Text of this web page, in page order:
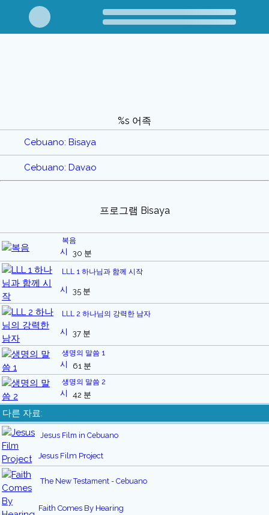
%s 어족
Cebuano: Bisaya
Cebuano: Davao
프로그램 Bisaya
복음
30 분
LLL 1 하나님과 함께 시작
35 분
LLL 2 하나님의 강력한 남자
37 분
생명의 말씀 1
61 분
생명의 말씀 2
42 분
다른 자료:
Jesus Film in Cebuano
Jesus Film Project
The New Testament - Cebuano
Faith Comes By Hearing